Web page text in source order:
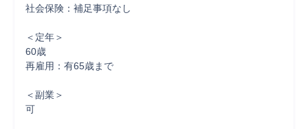
社会保険：補足事項なし
＜定年＞
60歳
再雇用：有65歳まで
＜副業＞
可